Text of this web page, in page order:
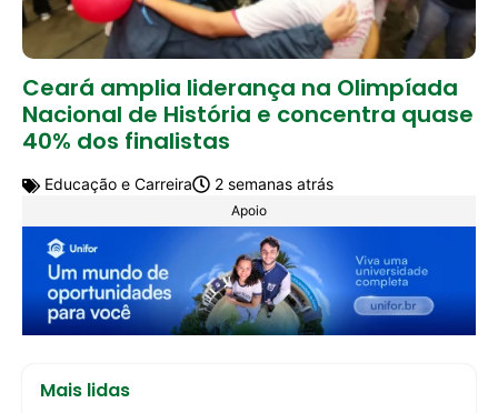
Ceará amplia liderança na Olimpíada
Nacional de História e concentra quase
40% dos finalistas
Educação e Carreira 2 semanas atrás
Apoio
Mais lidas